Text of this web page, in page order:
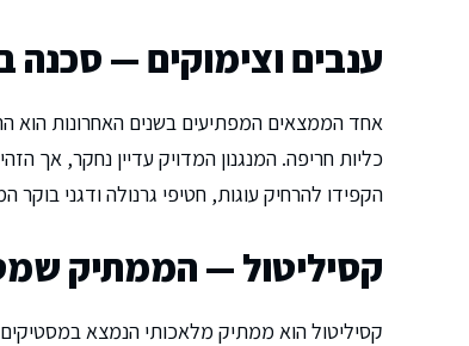
ענבים וצימוקים — סכנה
אחד הממצאים המפתיעים בשנים האחרונות הוא
כליות חריפה. המנגנון המדויק עדיין נחקר, אך
הקפידו להרחיק עוגות, חטיפי גרנולה ודגני בוקר
קסיליטול — הממתיק
קסיליטול הוא ממתיק מלאכותי הנמצא